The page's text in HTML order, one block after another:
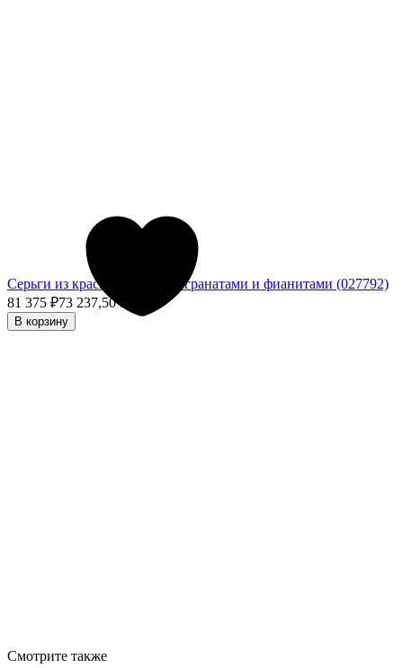
Серьги из красного золота с гранатами и фианитами (027792)
81 375 ₽73 237,50₽
В корзину
Смотрите также